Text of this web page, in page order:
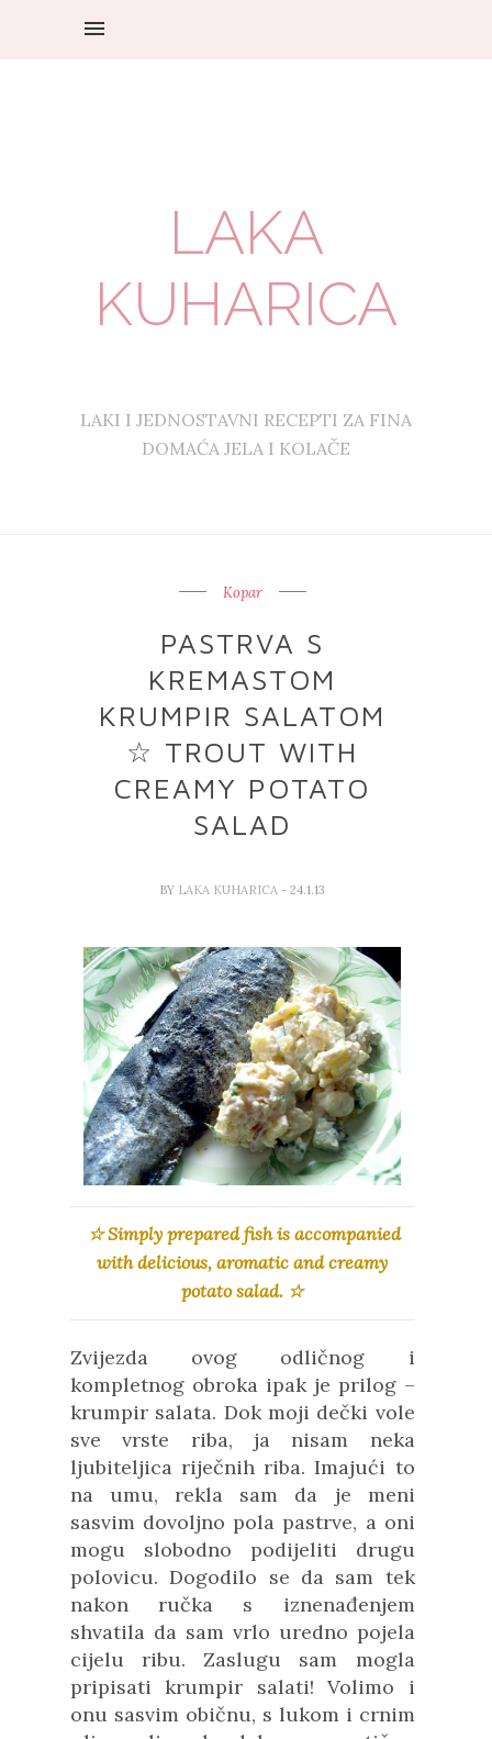
LAKA
KUHARICA
LAKI I JEDNOSTAVNI RECEPTI ZA FINA
DOMAĆA JELA I KOLAČE
Kopar
PASTRVA S
KREMASTOM
KRUMPIR SALATOM
☆ TROUT WITH
CREAMY POTATO
SALAD
BY LAKA KUHARICA - 24.1.13
☆ Simply prepared fish is accompanied
with delicious, aromatic and creamy
potato salad. ☆
Zvijezda ovog odličnog i
kompletnog obroka ipak je prilog –
krumpir salata. Dok moji dečki vole
sve vrste riba, ja nisam neka
ljubiteljica riječnih riba. Imajući to
na umu, rekla sam da je meni
sasvim dovoljno pola pastrve, a oni
mogu slobodno podijeliti drugu
polovicu. Dogodilo se da sam tek
nakon ručka s iznenađenjem
shvatila da sam vrlo uredno pojela
cijelu ribu. Zaslugu sam mogla
pripisati krumpir salati! Volimo i
onu sasvim običnu, s lukom i crnim